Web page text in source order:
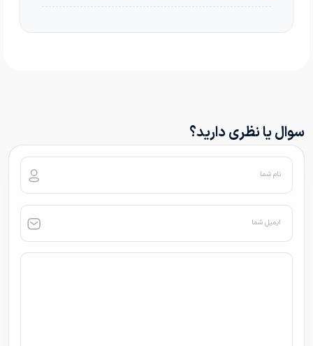
سوال یا نظری دارید؟
نام شما
ایمیل شما